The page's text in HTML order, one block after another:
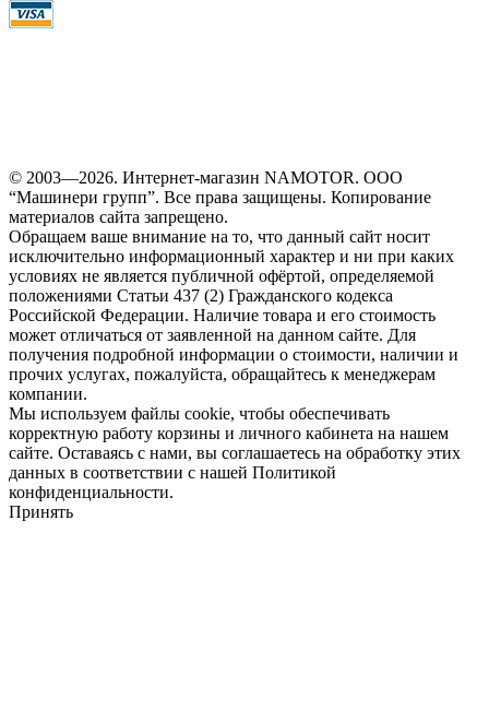
© 2003—2026. Интернет-магазин NAMOTOR. ООО
“Машинери групп”. Все права защищены. Копирование
материалов сайта запрещено.
Обращаем ваше внимание на то, что данный сайт носит
исключительно информационный характер и ни при каких
условиях не является публичной офёртой, определяемой
положениями Статьи 437 (2) Гражданского кодекса
Российской Федерации. Наличие товара и его стоимость
может отличаться от заявленной на данном сайте. Для
получения подробной информации о стоимости, наличии и
прочих услугах, пожалуйста, обращайтесь к менеджерам
компании.
Мы используем файлы cookie, чтобы обеспечивать
корректную работу корзины и личного кабинета на нашем
сайте. Оставаясь с нами, вы соглашаетесь на обработку этих
данных в соответствии с нашей Политикой
конфиденциальности.
Принять